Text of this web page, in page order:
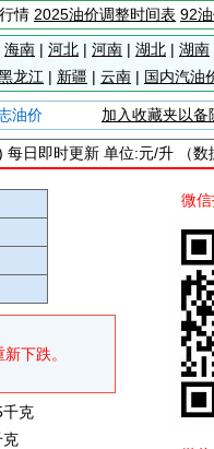
情 2025油价调整时间表 92
海南 | 河北 | 河南 | 湖北 | 湖南
龙江 | 新疆 | 云南 | 国内汽油
油价 加入收藏夹以备
日即时更新 单位:元/升 （数
下跌。
克
微